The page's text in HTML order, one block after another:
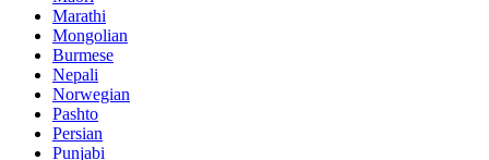
Marathi
Mongolian
Burmese
Nepali
Norwegian
Pashto
Persian
Punjabi